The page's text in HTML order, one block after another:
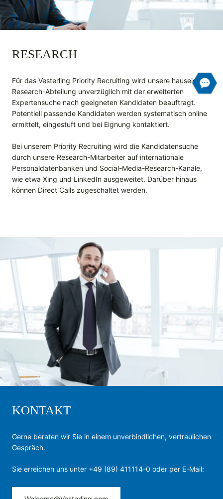
RESEARCH
Für das Vesterling Priority Recruiting wird unsere hauseigene
Research-Abteilung unverzüglich mit der erweiterten
Expertensuche nach geeigneten Kandidaten beauftragt.
Potentiell passende Kandidaten werden systematisch online
ermittelt, eingestuft und bei Eignung kontaktiert.
Bei unserem Priority Recruiting wird die Kandidatensuche
durch unsere Research-Mitarbeiter auf internationale
Personal­datenbanken und Social-Media-Research-Kanäle,
wie etwa Xing und LinkedIn ausgeweitet. Darüber hinaus
können Direct Calls zugeschaltet werden.
KONTAKT
Gerne beraten wir Sie in einem unverbindlichen, vertraulichen
Gespräch.
Sie erreichen uns unter +49 (89) 411114-0 oder per E-Mail: